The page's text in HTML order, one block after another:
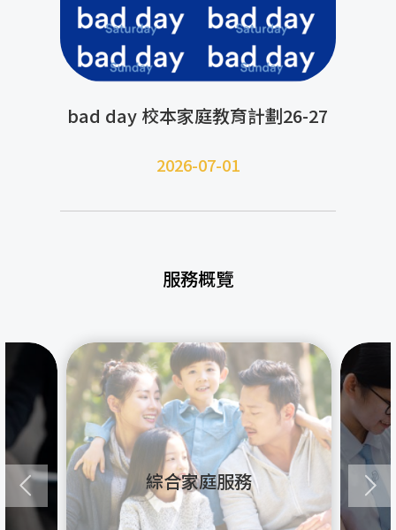
bad day 校本家庭教育計劃26-27
2026-07-01
服務概覽
綜合家庭服務